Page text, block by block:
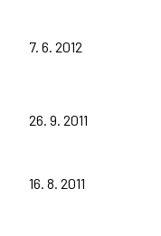
7. 6. 2012
26. 9. 2011
16. 8. 2011